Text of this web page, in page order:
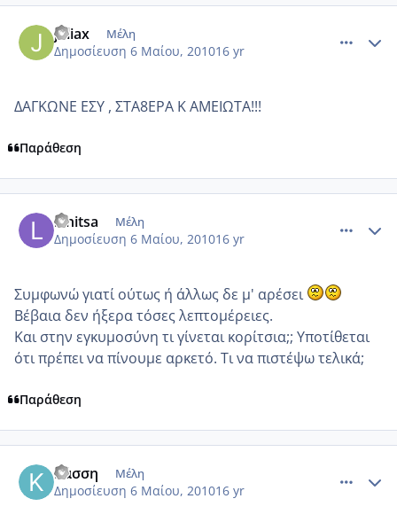
juliax Μέλη
Δημοσίευση 6 Μαίου, 201016 yr
ΔΑΓΚΩΝΕ ΕΣΥ , ΣΤΑ8ΕΡΑ Κ ΑΜΕΙΩΤΑ!!!
Παράθεση
lenitsa Μέλη
Δημοσίευση 6 Μαίου, 201016 yr
Συμφωνώ γιατί ούτως ή άλλως δε μ' αρέσει
Βέβαια δεν ήξερα τόσες λεπτομέρειες.
Και στην εγκυμοσύνη τι γίνεται κορίτσια;; Υποτίθεται
ότι πρέπει να πίνουμε αρκετό. Τι να πιστέψω τελικά;
Παράθεση
Κάσση Μέλη
Δημοσίευση 6 Μαίου, 201016 yr